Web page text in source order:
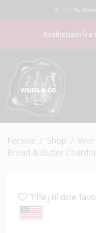
Kvalitetsvin fra
Forside / Shop / Vine
Bread & Butter
Tilføj til dine